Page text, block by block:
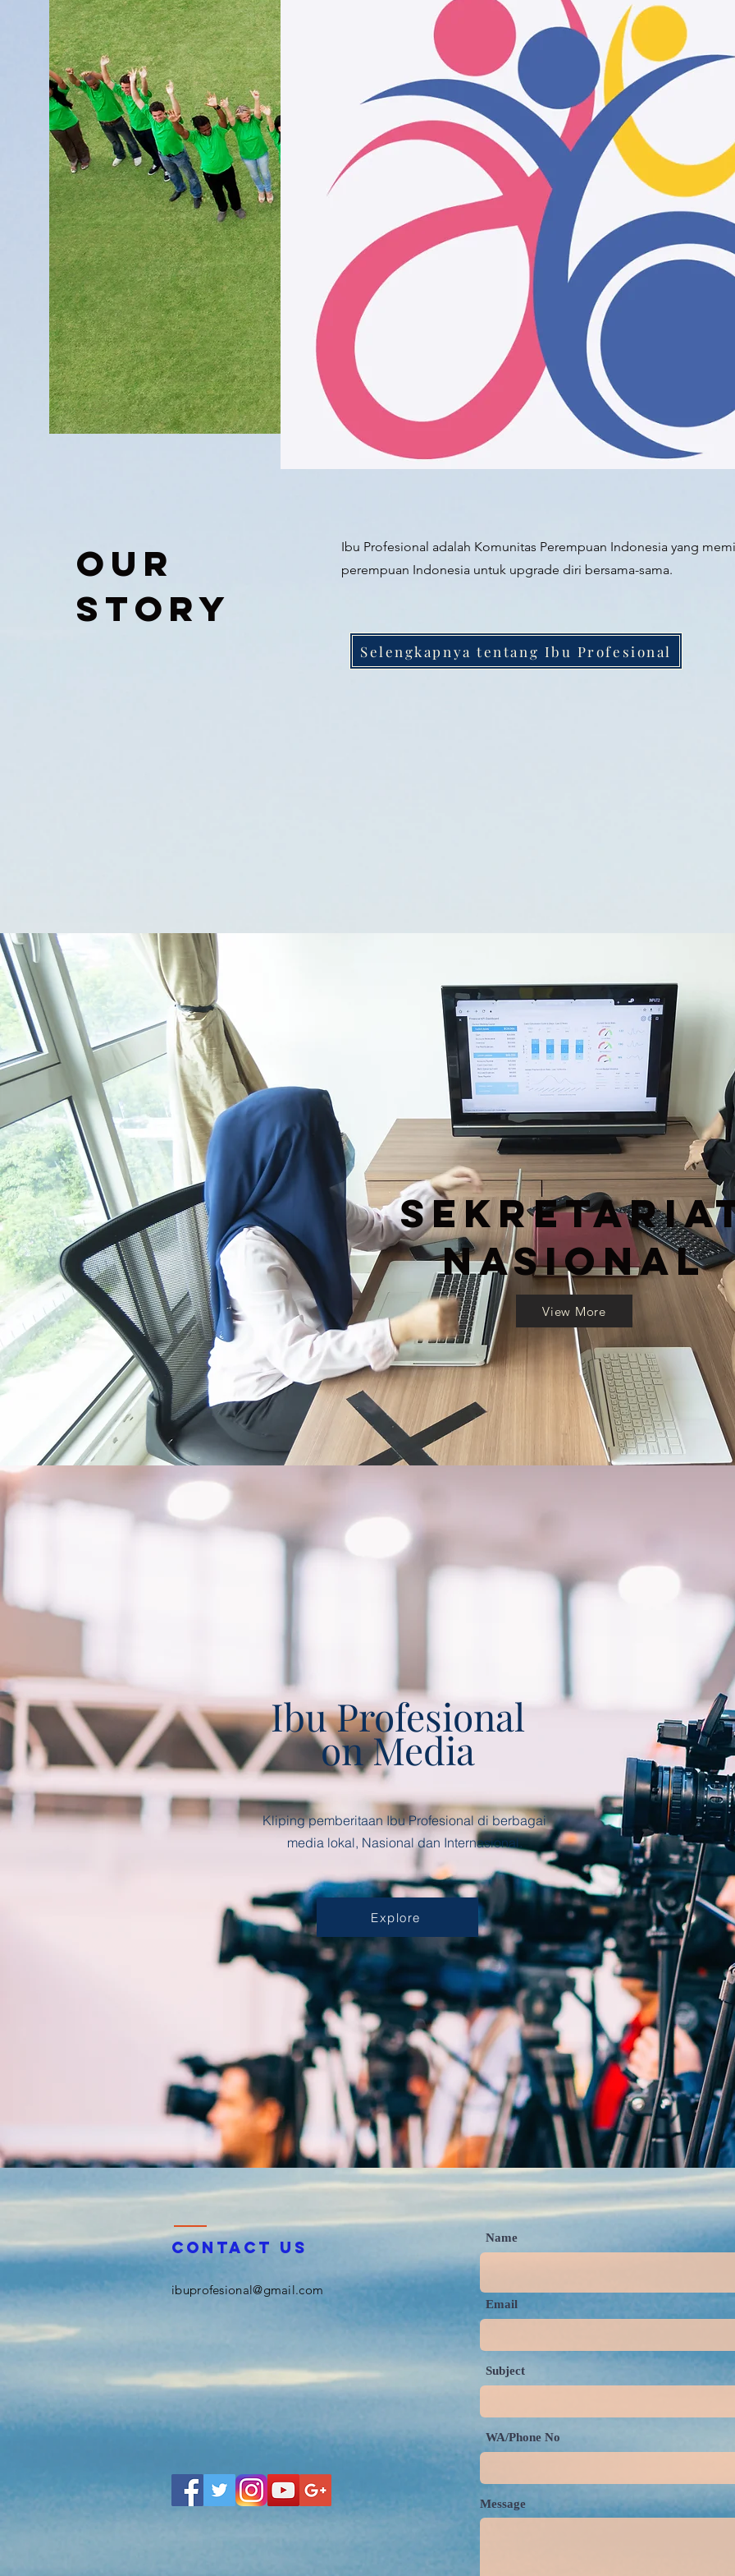
Our
Story
Ibu Profesional adalah Komunitas Perempuan Indonesia yang
perempuan Indonesia untuk upgrade diri bersama-sama.
Selengkapnya tentang Ibu Profesional
Nasional
View More
Ibu Profesional
on Media
Kliping pemberitaan Ibu Profesional di berbagai
media lokal, Nasional dan Internasional.
Explore
Contact us
ibuprofesional@gmail.com
Name
Email
Subject
WA/Phone No
Message